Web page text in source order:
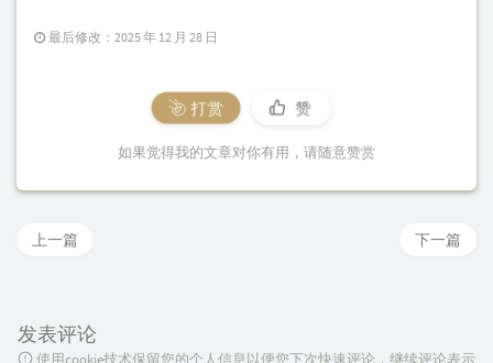
最后修改：2025 年 12 月 28 日
打赏 赞
如果觉得我的文章对你有用，请随意赞赏
下一篇
上一篇
发表评论